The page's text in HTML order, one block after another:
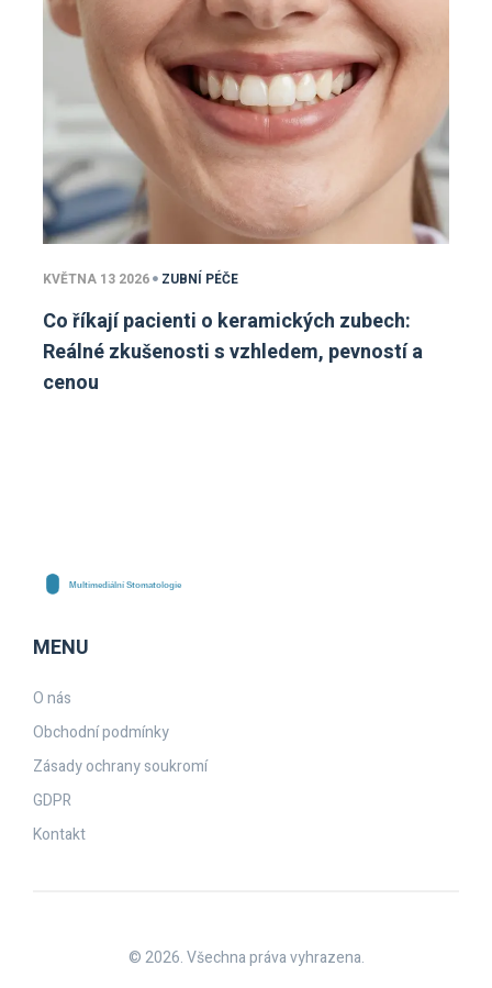
KVĚTNA 13 2026 ZUBNÍ PÉČE
Co říkají pacienti o keramických zubech:
Reálné zkušenosti s vzhledem, pevností a
cenou
MENU
O nás
Obchodní podmínky
Zásady ochrany soukromí
GDPR
Kontakt
© 2026. Všechna práva vyhrazena.